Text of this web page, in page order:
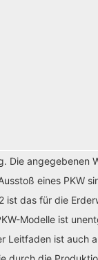
angegebenen
eines PKW
das für die
Modelle ist
Leitfaden ist auch